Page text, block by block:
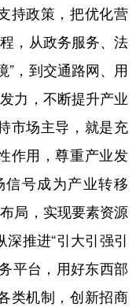
持政策，把优化营
，从政务服务、法
”，到交通路网、用
力，不断提升产业
市场主导，就是充
作用，尊重产业发
号成为产业转移
局，实现要素资源
推进“引大引强引
平台，用好东西部
类机制，创新招商